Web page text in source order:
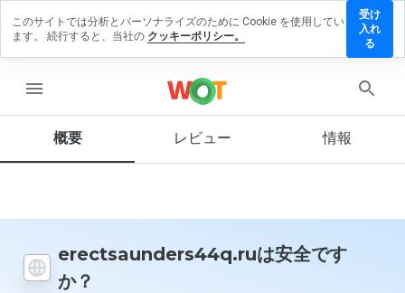
menu
概要 レビュー 情報
erectsaunders44q.ruは安全です
か？
ーを残す
ウェ
を1
間
で、
このサイトでは分析とパーソナライズのために Cookie を使用してい
ます。 続行すると、当社の クッキーポリシー。
受け
入れ
る